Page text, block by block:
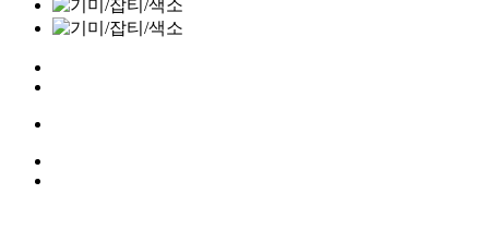
- CDU 울쎄라플러스
- 항산화 주사